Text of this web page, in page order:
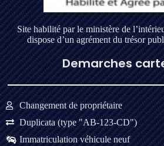
Site habilité par le ministère de
dispose d’un agrément du trésor
Demarches
Changement de propriétaire
Duplicata (type "AB-123-CD")
Immatriculation véhicule neuf